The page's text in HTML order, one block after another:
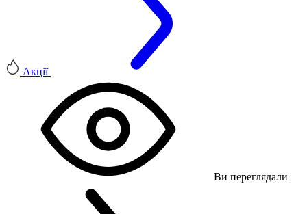
Акції
Ви переглядали